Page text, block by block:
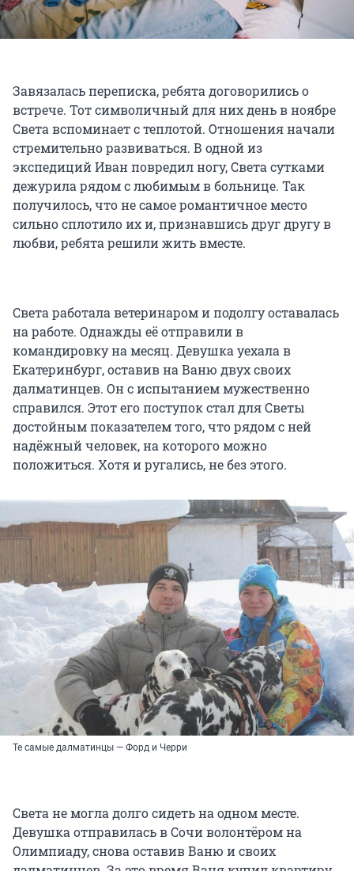
Завязалась переписка, ребята договорились о
встрече. Тот символичный для них день в ноябре
Света вспоминает с теплотой. Отношения начали
стремительно развиваться. В одной из
экспедиций Иван повредил ногу, Света сутками
дежурила рядом с любимым в больнице. Так
получилось, что не самое романтичное место
сильно сплотило их и, признавшись друг другу в
любви, ребята решили жить вместе.
Света работала ветеринаром и подолгу оставалась
на работе. Однажды её отправили в
командировку на месяц. Девушка уехала в
Екатеринбург, оставив на Ваню двух своих
далматинцев. Он с испытанием мужественно
справился. Этот его поступок стал для Светы
достойным показателем того, что рядом с ней
надёжный человек, на которого можно
положиться. Хотя и ругались, не без этого.
Те самые далматинцы — Форд и Черри
Света не могла долго сидеть на одном месте.
Девушка отправилась в Сочи волонтёром на
Олимпиаду, снова оставив Ваню и своих